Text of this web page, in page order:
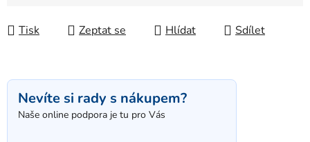
Tisk Zeptat se Hlídat Sdílet
Nevíte si rady s nákupem?
Naše online podpora je tu pro Vás